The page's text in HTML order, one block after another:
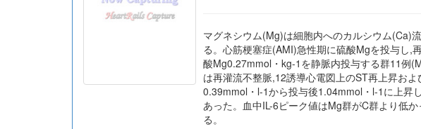
マグネシウム(Mg)は細胞内へのカルシウム(Ca)
る。心筋梗塞症(AMI)急性期に硫酸Mgを投与し,
酸Mg0.27mmol・kg-1を静脈内投与する群11例
は再灌流不整脈,12誘導心電図上のST再上昇お
0.39mmol・l-1から投与後1.04mmol・l-1に上昇
あった。血中IL-6ピーク値はMg群がC群より低
る。